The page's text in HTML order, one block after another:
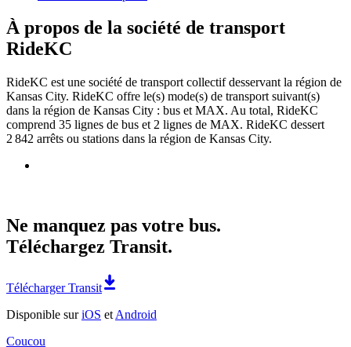
À propos de la société de transport
RideKC
RideKC est une société de transport collectif desservant la région de
Kansas City. RideKC offre le(s) mode(s) de transport suivant(s)
dans la région de Kansas City : bus et MAX. Au total, RideKC
comprend 35 lignes de bus et 2 lignes de MAX. RideKC dessert
2 842 arrêts ou stations dans la région de Kansas City.
Ne manquez pas votre bus.
Téléchargez Transit.
Télécharger Transit
Disponible suriOS et Android
Coucou